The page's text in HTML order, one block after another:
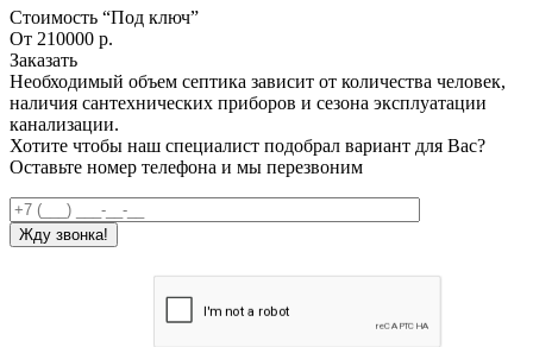
Стоимость “Под ключ”
От 210000 р.
Заказать
Необходимый объем септика зависит от количества человек,
наличия сантехнических приборов и сезона эксплуатации
канализации.
Хотите чтобы наш специалист подобрал вариант для Вас?
Оставьте номер телефона и мы перезвоним